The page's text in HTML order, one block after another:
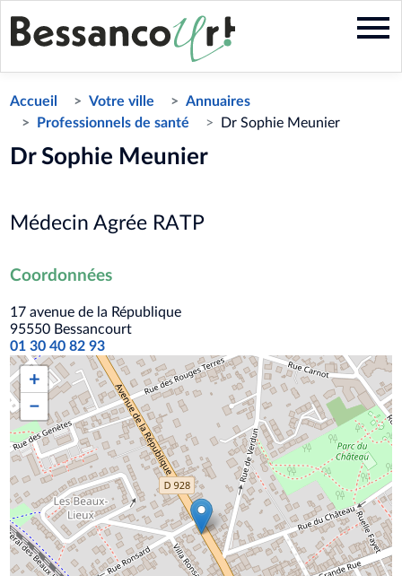
Aller
au
contenu
Accueil Votre ville
Annuaires
Professionnels de santé
Dr Sophie Meunier
Dr Sophie Meunier
Médecin Agrée RATP
Coordonnées
17 avenue de la République
95550 Bessancourt
01 30 40 82 93
+
−